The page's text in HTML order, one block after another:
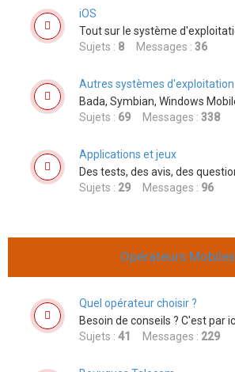
iOS
Tout sur le système
Sujets : 8 Messages : 36
Autres systèmes d'exploitation
Bada, Symbian, Windows
Sujets : 69 Messages : 338
Applications et jeux
Des tests, des avis, des
Sujets : 29 Messages : 96
Opérateurs Mobiles
Quel opérateur choisir ?
Besoin de conseils ? C'est par
Sujets : 41 Messages : 229